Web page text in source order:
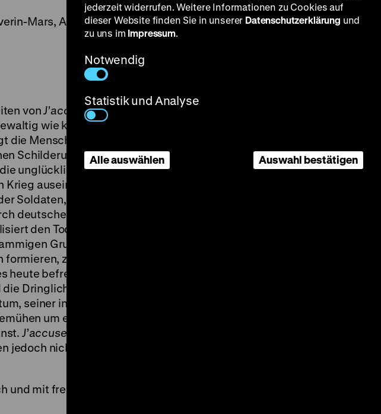
Mars, Angèle Guys, Marise Dauvray, 164’
vonJ’accusebeginnen; er
wie kein Film zuvor
Menschen an, die ihn
Schilderungen der
unglückliche
auseinandergerissen
Soldaten, vom Schmerz
deutsche Invasoren. Voller
den Tod nicht, er malt
Grund der
zu Zeugen der
heute befremdlich wirken,
Dringlichkeit seines
seiner innovativen
um eine realistische
J’accuse
jedoch nicht in die Kinos.
und mit freundlicher
jederzeit widerrufen. Weitere Informationen zu Cookies auf
dieser Website finden Sie in unserer Datenschutzerklärung und
zu uns im Impressum.
Notwendig
Statistik und Analyse
Alle auswählen Auswahl bestätigen